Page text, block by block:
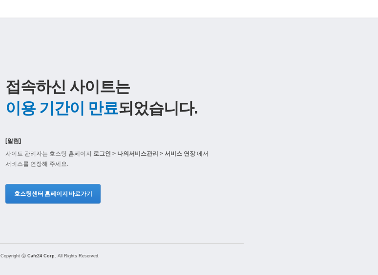
접속하신 사이트는
이용 기간이 만료되었습니다.
[알림]
사이트 관리자는 호스팅 홈페이지 로그인 > 나의서비스관리 > 서비스 연장에서
서비스를 연장해 주세요.
호스팅센터 홈페이지 바로가기
Copyright ⓒ Cafe24 Corp. All Rights Reserved.